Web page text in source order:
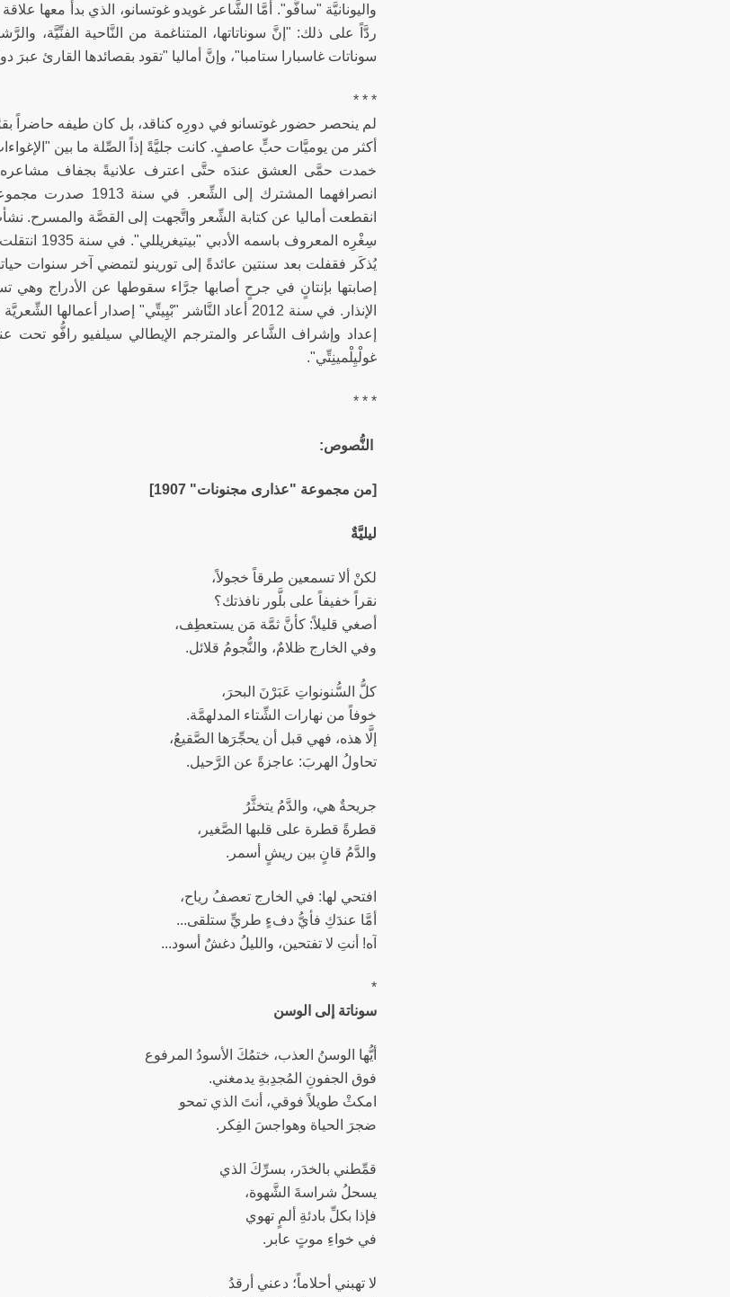
واليونانيَّة "سافُّو". أمَّا الشَّاعر غويدو غوتسانو، الذي بدأ
ردَّاً على ذلك: "إنَّ سوناتاتها، المتناغمة من النَّاحية الفنِّيَّة،
سوناتات غاسبارا ستامبا"، وإنَّ أماليا "تقود بقصائدها القارئ
* * *
أكثر من يوميَّات حبٍّ عاصفٍ. كانت جليَّةً إذاً الصِّلة ما بين
خمدت حمَّى العشق عندَه حتَّى اعترف علانيةً بجفاف مشاعره
انقطعت أماليا عن كتابة الشِّعر واتَّجهت إلى القصَّة والمسرح.
سِغْرِه
إصابتها بإنتانٍ في جرحٍ أصابها جرَّاء سقوطها عن الأدراج
الإنذار. في سنة 2012 أعاد النَّاشر "بْيِيتِّي" إصدار
إعداد وإشراف الشَّاعر والمترجم الإيطالي سيلفيو رافُّو
غولْيِلْمينِتِّي".
* * *
النُّصوص:
[من مجموعة "عذارى مجنونات" 1907]
ليليَّةٌ
لكنْ ألا تسمعين طرقاً خجولاً،
نقراً خفيفاً على بلَّور نافذتك؟
أصغي قليلاً: كأنَّ ثمَّة مَن يستعطِف،
وفي الخارج ظلامٌ، والنُّجومُ قلائل.
كلُّ السُّنونواتِ عَبَرْنَ البحرَ،
خوفاً من نهارات الشِّتاء المدلهمَّة.
إلَّا هذه، فهي قبل أن يحجِّرَها الصَّقيعُ،
تحاولُ الهربَ: عاجزةً عن الرَّحيل.
جريحةٌ هي، والدَّمُ يتخثَّرُ
قطرةً قطرة على قلبها الصَّغير،
والدَّمُ قانٍ بين ريشٍ أسمر.
افتحي لها: في الخارج تعصفُ رياح،
أمَّا عندَكِ فأيُّ دفءٍ طريٍّ ستلقى...
آه! أنتِ لا تفتحين، والليلُ دغشٌ أسود...
*
سوناتة إلى الوسن
أيُّها الوسنُ العذب، ختمُكَ الأسودُ المرفوع
فوق الجفونِ المُجدِبةِ يدمغني.
امكثْ طويلاً فوقي، أنتَ الذي تمحو
ضجرَ الحياة وهواجسَ الفِكر.
قمِّطني بالخدَر، بسرِّكَ الذي
يسحلُ شراسةَ الشَّهوة،
فإذا بكلِّ بادئةِ ألمٍ تهوي
في خواءِ موتٍ عابر.
لا تهبني أحلاماً؛ دعني أرقدُ